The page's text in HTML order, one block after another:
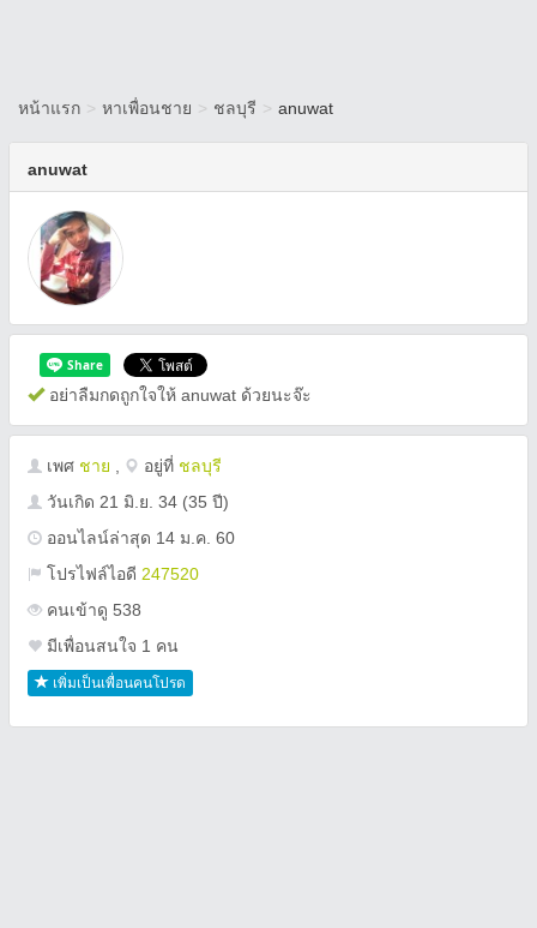
หน้าแรก > หาเพื่อนชาย > ชลบุรี > anuwat
anuwat
อย่าลืมกดถูกใจให้ anuwat ด้วยนะจ๊ะ
เพศ ชาย อยู่ที่ ชลบุรี
วันเกิด 21 มิ.ย. 34 (35 ปี)
ออนไลน์ล่าสุด 14 ม.ค. 60
โปรไฟล์ไอดี 247520
คนเข้าดู 538
มีเพื่อนสนใจ 1 คน
เพิ่มเป็นเพื่อนคนโปรด